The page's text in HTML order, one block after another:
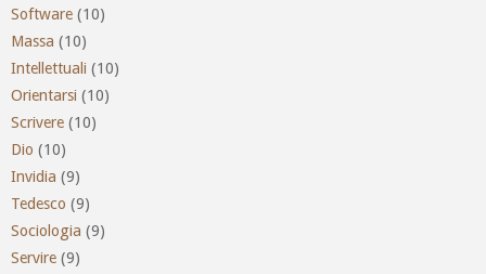
Software (10)
Massa (10)
Intellettuali (10)
Orientarsi (10)
Scrivere (10)
Dio (10)
Invidia (9)
Tedesco (9)
Sociologia (9)
Servire (9)